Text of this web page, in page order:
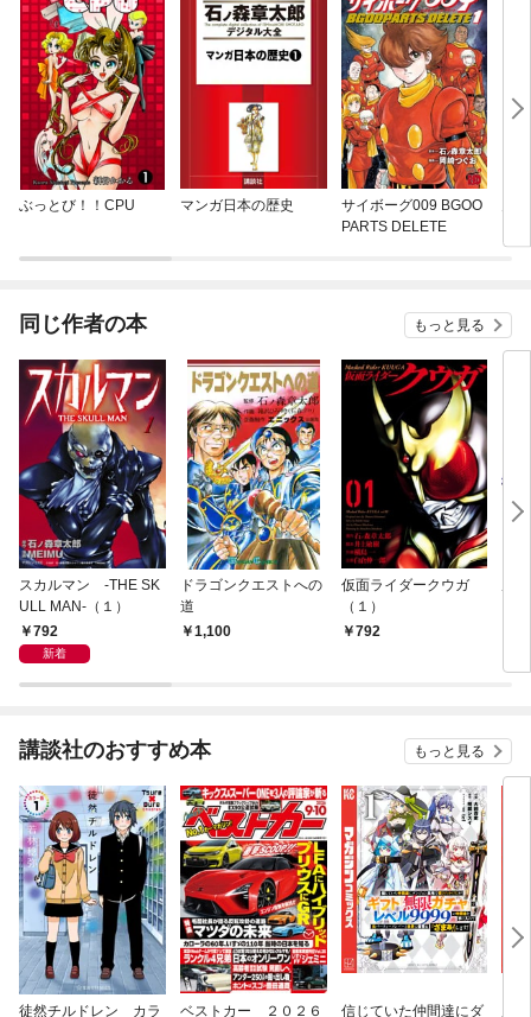
ぶっとび！！CPU マンガ日本の歴史
サイボーグ009 BGOO
PARTS DELETE
同じ作者の本 もっと見る
スカルマン -THE SK
ULL MAN-（１）
792
新着
ドラゴンクエストへの
道
1,100
仮面ライダークウガ
（１）
792
講談社のおすすめ本 もっと見る
徒然チルドレン カラ ベストカー ２０２６ 信じていた仲間達にダ